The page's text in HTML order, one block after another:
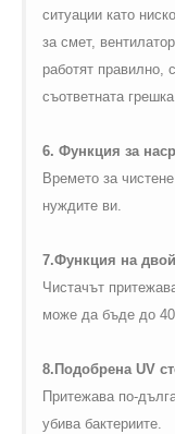
ситуации като
за смет,
работят правилно,
съответната
6. Функция за
Времето за
нуждите ви.
7.Функция на
Чистачът
може да бъде до
8.Подобрена UV
Притежава по-
убива бактериите.